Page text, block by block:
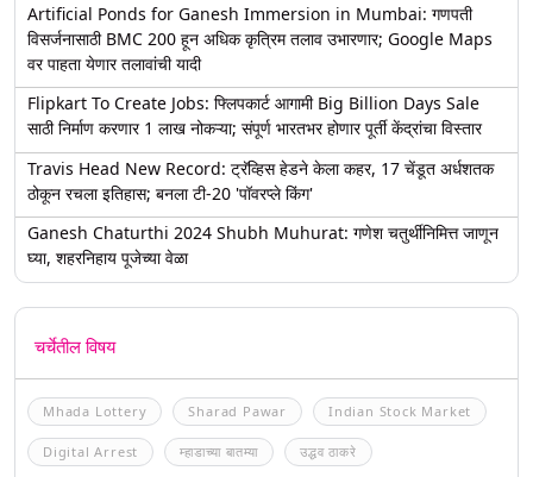
Artificial Ponds for Ganesh Immersion in Mumbai: गणपती
विसर्जनासाठी BMC 200 हून अधिक कृत्रिम तलाव उभारणार; Google Maps
वर पाहता येणार तलावांची यादी
Flipkart To Create Jobs: फ्लिपकार्ट आगामी Big Billion Days Sale
साठी निर्माण करणार 1 लाख नोकऱ्या; संपूर्ण भारतभर होणार पूर्ती केंद्रांचा विस्तार
Travis Head New Record: ट्रॅव्हिस हेडने केला कहर, 17 चेंडूत अर्धशतक
ठोकून रचला इतिहास; बनला टी-20 'पॉवरप्ले किंग'
Ganesh Chaturthi 2024 Shubh Muhurat: गणेश चतुर्थीनिमित्त जाणून
घ्या, शहरनिहाय पूजेच्या वेळा
चर्चेतील विषय
Mhada Lottery Sharad Pawar Indian Stock Market
Digital Arrest म्हाडाच्या बातम्या उद्धव ठाकरे